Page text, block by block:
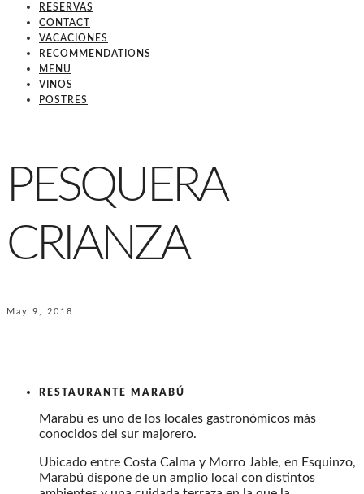
RESERVAS
CONTACT
VACACIONES
RECOMMENDATIONS
MENU
VINOS
POSTRES
PESQUERA
CRIANZA
May 9, 2018
RESTAURANTE MARABÚ
Marabú es uno de los locales gastronómicos más
conocidos del sur majorero.
Ubicado entre Costa Calma y Morro Jable, en Esquinzo,
Marabú dispone de un amplio local con distintos